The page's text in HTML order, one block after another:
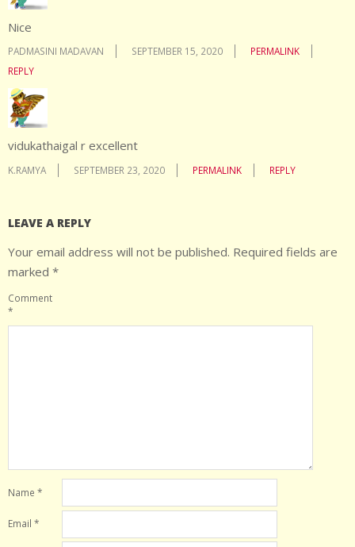
Nice
PADMASINI MADAVAN SEPTEMBER 15, 2020
PERMALINK
REPLY
vidukathaigal r excellent
K.RAMYA SEPTEMBER 23, 2020 PERMALINK REPLY
LEAVE A REPLY
Your email address will not be published. Required fields are
marked *
Comment
*
Name *
Email *